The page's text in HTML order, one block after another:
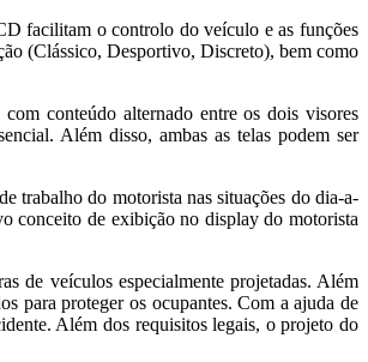
facilitam o controlo do veículo e as funções
(Clássico, Desportivo, Discreto), bem como
conteúdo alternado entre os dois visores
Além disso, ambas as telas podem ser
trabalho do motorista nas situações do dia-a-
conceito de exibição no display do motorista
de veículos especialmente projetadas. Além
para proteger os ocupantes. Com a ajuda de
Além dos requisitos legais, o projeto do